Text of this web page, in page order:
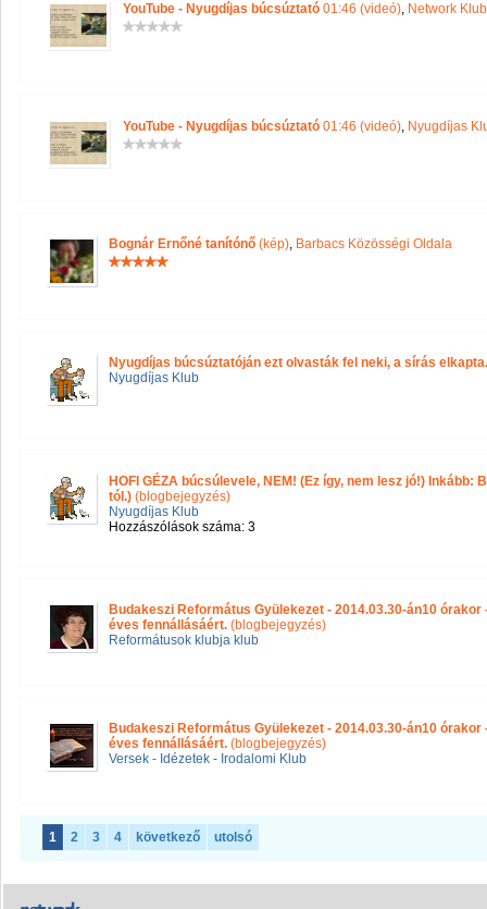
YouTube - Nyugdíjas búcsúztató 01:46 (videó), Network
YouTube - Nyugdíjas búcsúztató 01:46 (videó), Nyugdíjas
Bognár Ernőné tanítónő (kép), Barbacs Közösségi Oldala
Nyugdíjas búcsúztatóján ezt olvasták fel neki, a sírás
Nyugdíjas Klub
HOFI GÉZA búcsúlevele, NEM! (Ez így, nem lesz jó!) Inkább:
tól.) (blogbejegyzés)
Nyugdíjas Klub
Hozzászólások száma: 3
Budakeszi Református Gyülekezet - 2014.03.30-án10
éves fennállásáért. (blogbejegyzés)
Reformátusok klubja klub
Budakeszi Református Gyülekezet - 2014.03.30-án10
éves fennállásáért. (blogbejegyzés)
Versek - Idézetek - Irodalomi Klub
1 2 3 4 következő utolsó